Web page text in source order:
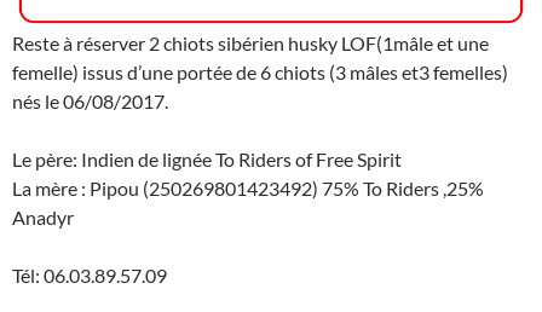
Reste à réserver 2 chiots sibérien husky LOF(1mâle et une
femelle) issus d’une portée de 6 chiots (3 mâles et3 femelles)
nés le 06/08/2017.
Le père: Indien de lignée To Riders of Free Spirit
La mère : Pipou (250269801423492) 75% To Riders ,25%
Anadyr
Tél: 06.03.89.57.09